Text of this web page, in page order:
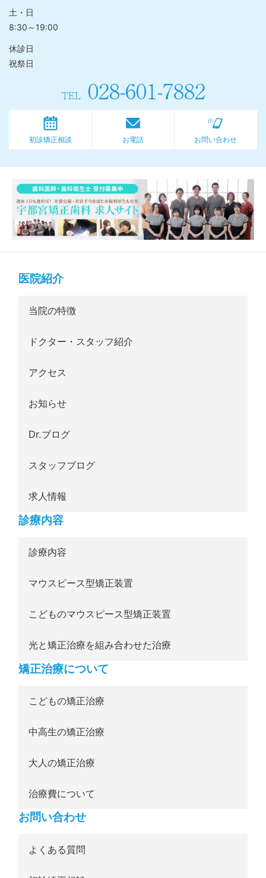
土・日
8:30～19:00
休診日
祝祭日
TEL028-601-7882
初診矯正相談 お電話 お問い合わせ
医院紹介
当院の特徴
ドクター・スタッフ紹介
アクセス
お知らせ
Dr.ブログ
スタッフブログ
求人情報
診療内容
診療内容
マウスピース型矯正装置
こどものマウスピース型矯正装置
光と矯正治療を組み合わせた治療
矯正治療について
こどもの矯正治療
中高生の矯正治療
大人の矯正治療
治療費について
お問い合わせ
よくある質問